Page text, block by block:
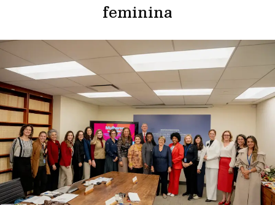
feminina